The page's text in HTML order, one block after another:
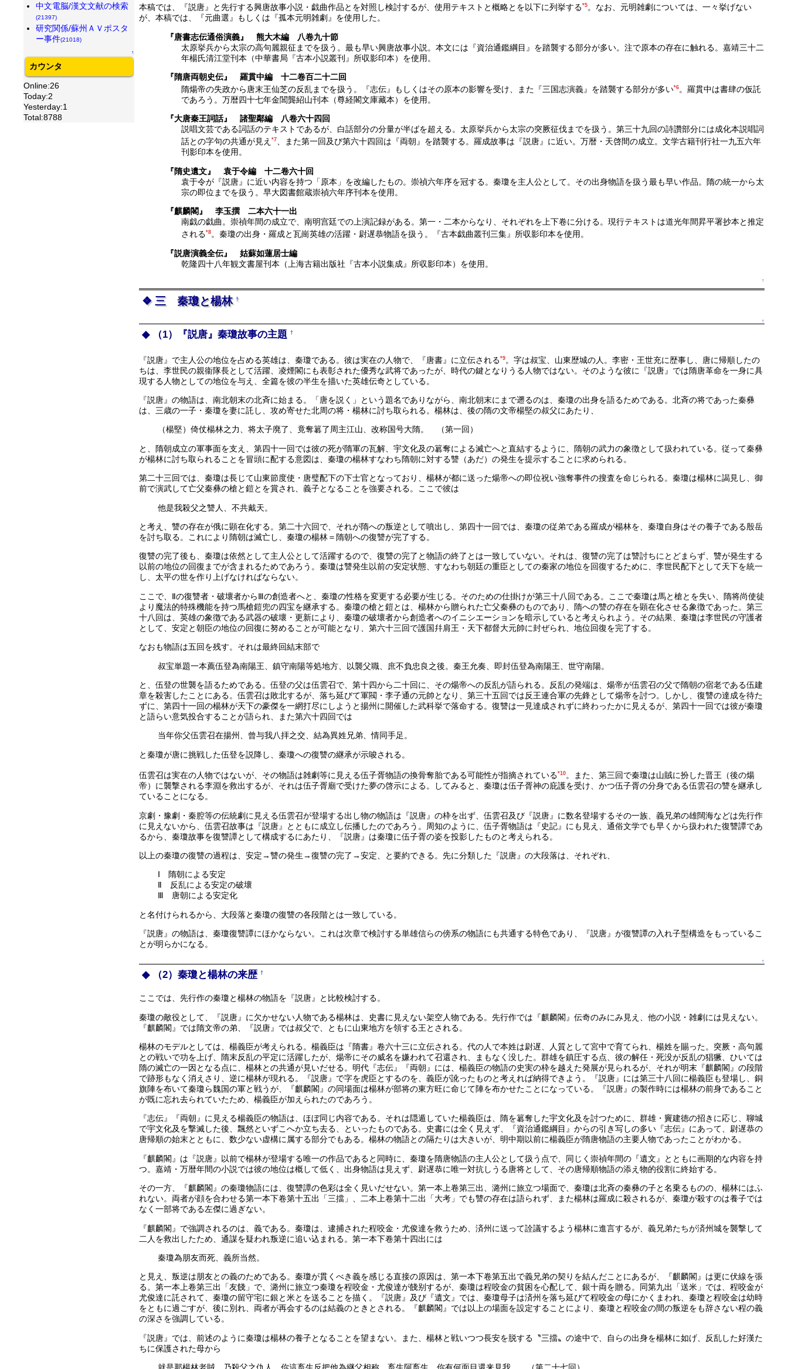
本稿では、『説唐』と先行する興唐故事小説・戯曲作品とを対照し検討するが、使用テキストと概略とを以下に列挙する*5。なお、元明雑劇については、一々挙げない
が、本稿では、『元曲選』もしくは『孤本元明雑劇』を使用した。
『唐書志伝通俗演義』 熊大木編 八卷九十節
太原挙兵から太宗の高句麗親征までを扱う。最も早い興唐故事小説。本文には『資治通鑑綱目』を踏襲する部分が多い。注で原本の存在に触れる。嘉靖三十二
年楊氏清江堂刊本（中華書局『古本小説叢刊』所収影印本）を使用。
『隋唐両朝史伝』 羅貫中編 十二卷百二十二回
隋煬帝の失政から唐末王仙芝の反乱までを扱う。『志伝』もしくはその原本の影響を受け、また『三国志演義』を踏襲する部分が多い*6。羅貫中は書肆の仮託
であろう。万暦四十七年金閶龔紹山刊本（尊経閣文庫藏本）を使用。
『大唐秦王詞話』 諸聖鄰編 八卷六十四回
説唱文芸である詞話のテキストであるが、白話部分の分量が半ばを超える。太原挙兵から太宗の突厥征伐までを扱う。第三十九回の詩讚部分には成化本説唱詞
話との字句の共通が見え *7、また第一回及び第六十四回は『両朝』を踏襲する。羅成故事は『説唐』に近い。万暦・天啓間の成立。文学古籍刊行社一九五六年
刊影印本を使用。
『隋史遺文』 袁于令編 十二卷六十回
袁于令が『説唐』に近い内容を持つ「原本」を改編したもの。崇禎六年序を冠する。秦瓊を主人公として。その出身物語を扱う最も早い作品。隋の統一から太
宗の即位までを扱う。早大図書館蔵崇禎六年序刊本を使用。
『麒麟閣』 李玉撰 二本六十一出
南戯の戯曲。崇禎年間の成立で、南明宫廷での上演記録がある。第一・二本からなり、それぞれを上下卷に分ける。現行テキストは道光年間昇平署抄本と推定
される*8。秦瓊の出身・羅成と瓦崗英雄の活躍・尉遅恭物語を扱う。『古本戯曲叢刊三集』所収影印本を使用。
『説唐演義全伝』 姑蘇如蓮居士編
乾隆四十八年観文書屋刊本（上海古籍出版社『古本小説集成』所収影印本）を使用。
↑
三 秦瓊と楊林†
↑
（1）『説唐』秦瓊故事の主題 †
『説唐』で主人公の地位を占める英雄は、秦瓊である。彼は実在の人物で、『唐書』に立伝される*9。字は叔宝、山東歴城の人。李密・王世充に歴事し、唐に帰順したの
ちは、李世民の親衞隊長として活躍、凌煙閣にも表彰された優秀な武将であったが、時代の鍵となりうる人物ではない。そのような彼に『説唐』では隋唐革命を一身に具
現する人物としての地位を与え、全篇を彼の半生を描いた英雄伝奇としている。
『説唐』の物語は、南北朝末の北斉に始まる。「唐を説く」という題名でありながら、南北朝末にまで遡るのは、秦瓊の出身を語るためである。北斉の将であった秦彝
は、三歳の一子・秦瓊を妻に託し、攻め寄せた北周の将・楊林に討ち取られる。楊林は、後の隋の文帝楊堅の叔父にあたり、
（楊堅）倚仗楊林之力、将太子廃了、竟奪簒了周主江山、改称国号大隋。 （第一回）
と、隋朝成立の軍事面を支え、第四十一回では彼の死が隋軍の瓦解、宇文化及の簒奪による滅亡へと直結するように、隋朝の武力の象徴として扱われている。従って秦彝
が楊林に討ち取られることを冒頭に配する意図は、秦瓊の楊林すなわち隋朝に対する讐（あだ）の発生を提示することに求められる。
第二十三回では、秦瓊は長じて山東節度使・唐璧配下の下士官となっており、楊林が都に送った煬帝への即位祝い強奪事件の搜査を命じられる。秦瓊は楊林に謁見し、御
前で演武して亡父秦彝の槍と鎧とを賞され、義子となることを強要される。ここで彼は
他是我殺父之讐人、不共戴天。
と考え、讐の存在が俄に顕在化する。第二十六回で、それが隋への叛逆として噴出し、第四十一回では、秦瓊の従弟である羅成が楊林を、秦瓊自身はその養子である殷岳
を討ち取る。これにより隋朝は滅亡し、秦瓊の楊林＝隋朝への復讐が完了する。
復讐の完了後も、秦瓊は依然として主人公として活躍するので、復讐の完了と物語の終了とは一致していない。それは、復讐の完了は讐討ちにとどまらず、讐が発生する
以前の地位の回復までが含まれるためであろう。秦瓊は讐発生以前の安定状態、すなわち朝廷の重臣としての秦家の地位を回復するために、李世民配下として天下を統一
し、太平の世を作り上げなければならない。
ここで、Ⅱの復讐者・破壞者からⅢの創造者へと、秦瓊の性格を変更する必要が生じる。そのための仕掛けが第三十八回である。ここで秦瓊は馬と槍とを失い、隋将尚使徒
より魔法的特殊機能を持つ馬槍鎧兜の四宝を継承する。秦瓊の槍と鎧とは、楊林から贈られた亡父秦彝のものであり、隋への讐の存在を顕在化させる象徴であった。第三
十八回は、英雄の象徴である武器の破壞・更新により、秦瓊の破壞者から創造者へのイニシエーションを暗示していると考えられよう。その結果、秦瓊は李世民の守護者
として、安定と朝臣の地位の回復に努めることが可能となり、第六十三回で護国幷肩王・天下都督大元帥に封ぜられ、地位回復を完了する。
なおも物語は五回を残す。それは最終回結末部で
叔宝単題一本薦伍登為南陽王、鎮守南陽等処地方、以襲父職、庶不負忠良之後。秦王允奏、即封伍登為南陽王、世守南陽。
と、伍登の世襲を語るためである。伍登の父は伍雲召で、第十四から二十回に、その煬帝への反乱が語られる。反乱の発端は、煬帝が伍雲召の父で隋朝の宿老である伍建
章を殺害したことにある。伍雲召は敗北するが、落ち延びて軍閥・李子通の元帥となり、第三十五回では反王連合軍の先鋒として煬帝を討つ。しかし、復讐の達成を待た
ずに、第四十一回の楊林が天下の豪傑を一網打尽にしようと揚州に開催した武科挙で落命する。復讐は一見達成されずに終わったかに見えるが、第四十一回では彼が秦瓊
と語らい意気投合することが語られ、また第六十四回では
当年你父伍雲召在揚州、曾与我八拝之交、結為異姓兄弟、情同手足。
と秦瓊が唐に挑戦した伍登を説降し、秦瓊への復讐の継承が示唆される。
伍雲召は実在の人物ではないが、その物語は雑劇等に見える伍子胥物語の換骨奪胎である可能性が指摘されている*10。また、第三回で秦瓊は山賊に扮した晋王（後の煬
帝）に襲撃される李淵を救出するが、それは伍子胥廟で受けた夢の啓示による。してみると、秦瓊は伍子胥神の庇護を受け、かつ伍子胥の分身である伍雲召の讐を継承し
ていることになる。
京劇・豫劇・秦腔等の伝統劇に見える伍雲召が登場する出し物の物語は『説唐』の枠を出ず、伍雲召及び『説唐』に数名登場するその一族、義兄弟の雄闊海などは先行作
に見えないから、伍雲召故事は『説唐』とともに成立し伝播したのであろう。周知のように、伍子胥物語は『史記』にも見え、通俗文学でも早くから扱われた復讐譚であ
るから、秦瓊故事を復讐譚として構成するにあたり、『説唐』は秦瓊に伍子胥の姿を投影したものと考えられる。
以上の秦瓊の復讐の過程は、安定→讐の発生→復讐の完了→安定、と要約できる。先に分類した『説唐』の大段落は、それぞれ、
Ⅰ 隋朝による安定
Ⅱ 反乱による安定の破壞
Ⅲ 唐朝による安定化
と名付けられるから、大段落と秦瓊の復讐の各段階とは一致している。
『説唐』の物語は、秦瓊復讐譚にほかならない。これは次章で検討する単雄信らの傍系の物語にも共通する特色であり、『説唐』が復讐譚の入れ子型構造をもっているこ
とが明らかになる。
↑
（2）秦瓊と楊林の来歴 †
ここでは、先行作の秦瓊と楊林の物語を『説唐』と比較検討する。
秦瓊の敵役として、『説唐』に欠かせない人物である楊林は、史書に見えない架空人物である。先行作では『麒麟閣』伝奇のみにみ見え、他の小説・雑劇には見えない。
『麒麟閣』では隋文帝の弟、『説唐』では叔父で、ともに山東地方を領する王とされる。
楊林のモデルとしては、楊義臣が考えられる。楊義臣は『隋書』卷六十三に立伝される。代の人で本姓は尉遅、人質として宮中で育てられ、楊姓を賜った。突厥・高句麗
との戦いで功を上げ、隋末反乱の平定に活躍したが、煬帝にその威名を嫌われて召還され、まもなく没した。群雄を鎮圧する点、彼の解任・死没が反乱の猖獗、ひいては
隋の滅亡の一因となる点に、楊林との共通が見いだせる。明代『志伝』『両朝』には、楊義臣の物語の史実の枠を越えた発展が見られるが、それが明末『麒麟閣』の段階
で跡形もなく消えさり、逆に楊林が現れる。『説唐』で字を虎臣とするのを、義臣が訛ったものと考えれば納得できよう。『説唐』には第三十八回に楊義臣も登場し、銅
旗陣を布いて秦瓊ら魏国の軍と戦うが、『麒麟閣』の同場面は楊林が部将の東方旺に命じて陣を布かせたことになっている。『説唐』の製作時には楊林の前身であること
が既に忘れ去られていたため、楊義臣が加えられたのであろう。
『志伝』『両朝』に見える楊義臣の物語は、ほぼ同じ内容である。それは隠遁していた楊義臣は、隋を簒奪した宇文化及を討つために、群雄・竇建徳の招きに応じ、聊城
で宇文化及を撃滅した後、飄然といずこへか立ち去る、といったものである。史書には全く見えず、『資治通鑑綱目』からの引き写しの多い『志伝』にあって、尉遅恭の
唐帰順の始末とともに、数少ない虚構に属する部分でもある。楊林の物語との隔たりは大きいが、明中期以前に楊義臣が隋唐物語の主要人物であったことがわかる。
『麒麟閣』は『説唐』以前で楊林が登場する唯一の作品であると同時に、秦瓊を隋唐物語の主人公として扱う点で、同じく崇禎年間の『遺文』とともに画期的な内容を持
つ。嘉靖・万暦年間の小説では彼の地位は概して低く、出身物語は見えず、尉遅恭に唯一対抗しうる唐将として、その唐帰順物語の添え物的役割に終始する。
その一方、『麒麟閣』の秦瓊物語には、復讐譚の色彩は全く見いだせない。第一本上卷第三出、潞州に旅立つ場面で、秦瓊は北斉の秦彝の子と名乗るものの、楊林にはふ
れない。両者が顔を合わせる第一本下卷第十五出「三擋」、二本上卷第十二出「大考」でも讐の存在は語られず、また楊林は羅成に殺されるが、秦瓊が殺すのは養子では
なく一部将である左傑に過ぎない。
『麒麟閣』で強調されるのは、義である。秦瓊は、逮捕された程咬金・尤俊達を救うため、済州に送って詮議するよう楊林に進言するが、義兄弟たちが済州城を襲撃して
二人を救出したため、通謀を疑われ叛逆に追い込まれる。第一本下卷第十四出には
秦瓊為朋友而死、義所当然。
と見え、叛逆は朋友との義のためである。秦瓊が貫くべき義を感じる直接の原因は、第一本下卷第五出で義兄弟の契りを結んだことにあるが、『麒麟閣』は更に伏線を張
る。第一本上卷第三出「友餞」で、潞州に旅立つ秦瓊を程咬金・尤俊達が餞别するが、秦瓊は程咬金の貧困を心配して、銀十両を贈る。同第九出「送米」では、程咬金が
尤俊達に託されて、秦瓊の留守宅に銀と米とを送ることを描く。『説唐』及び『遺文』では、秦瓊母子は済州を落ち延びて程咬金の母にかくまわれ、秦瓊と程咬金は幼時
をともに過ごすが、後に別れ、両者が再会するのは結義のときとされる。『麒麟閣』では以上の場面を設定することにより、秦瓊と程咬金の間の叛逆をも辞さない程の義
の深さを強調している。
『説唐』では、前述のように秦瓊は楊林の養子となることを望まない。また、楊林と戦いつつ長安を脱する〝三擋〟の途中で、自らの出身を楊林に如げ、反乱した好漢た
ちに保護された母から
中文電脳/漢文文献の検索
(21397)
研究関係/蘇州ＡＶポスタ
ー事件(21018)
↑
カウンタ
Online:26
Today:2
Yesterday:1
Total:8788